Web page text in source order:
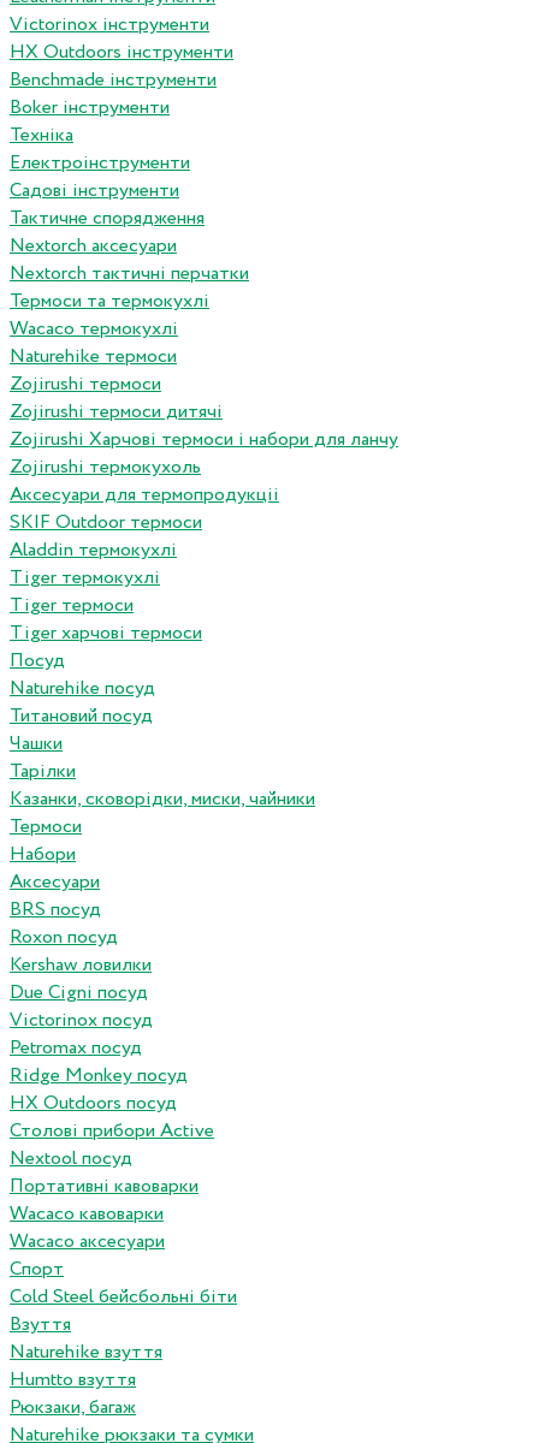
Victorinox інструменти
HX Outdoors інструменти
Benchmade інструменти
Boker інструменти
Техніка
Електроінструменти
Садові інструменти
Тактичне спорядження
Nextorch аксесуари
Nextorch тактичні перчатки
Термоси та термокухлі
Wacaco термокухлі
Naturehike термоси
Zojirushi термоси
Zojirushi термоси дитячі
Zojirushi Харчові термоси і набори для ланчу
Zojirushi термокухоль
Аксесуари для термопродукціі
SKIF Outdoor термоси
Aladdin термокухлі
Tiger термокухлі
Tiger термоси
Tiger харчові термоси
Посуд
Naturehike посуд
Титановий посуд
Чашки
Тарілки
Казанки, сковорідки, миски, чайники
Термоси
Набори
Аксесуари
BRS посуд
Roxon посуд
Kershaw ловилки
Due Cigni посуд
Victorinox посуд
Petromax посуд
Ridge Monkey посуд
HX Outdoors посуд
Столові прибори Active
Nextool посуд
Портативні кавоварки
Wacaco кавоварки
Wacaco аксесуари
Спорт
Cold Steel бейсбольні біти
Взуття
Naturehike взуття
Humtto взуття
Рюкзаки, багаж
Naturehike рюкзаки та сумки